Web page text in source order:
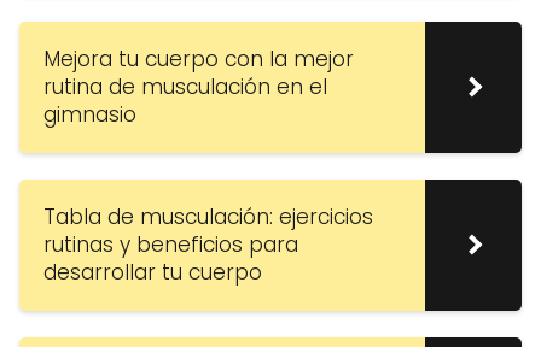
Mejora tu cuerpo con la mejor
rutina de musculación en el
gimnasio
Tabla de musculación: ejercicios
rutinas y beneficios para
desarrollar tu cuerpo